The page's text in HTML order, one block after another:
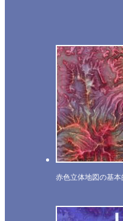
赤色立体地図の基